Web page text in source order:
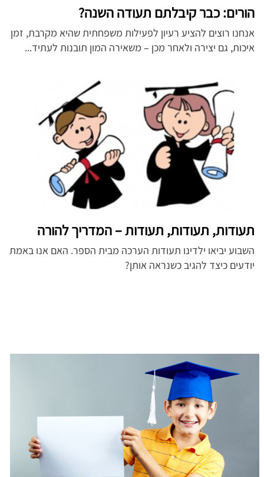
הורים: כבר קיבלתם תעודה השנה?
אנחנו רוצים להציע רעיון לפעילות משפחתית שהיא מקרבת, זמן
איכות, גם יצירה ולאחר מכן – משאירה המון תובנות לעתיד...
תעודות, תעודות, תעודות – המדריך להורה
השבוע יביאו ילדינו תעודות הערכה מבית הספר. האם אנו באמת
יודעים כיצד להגיב כשנראה אותן?